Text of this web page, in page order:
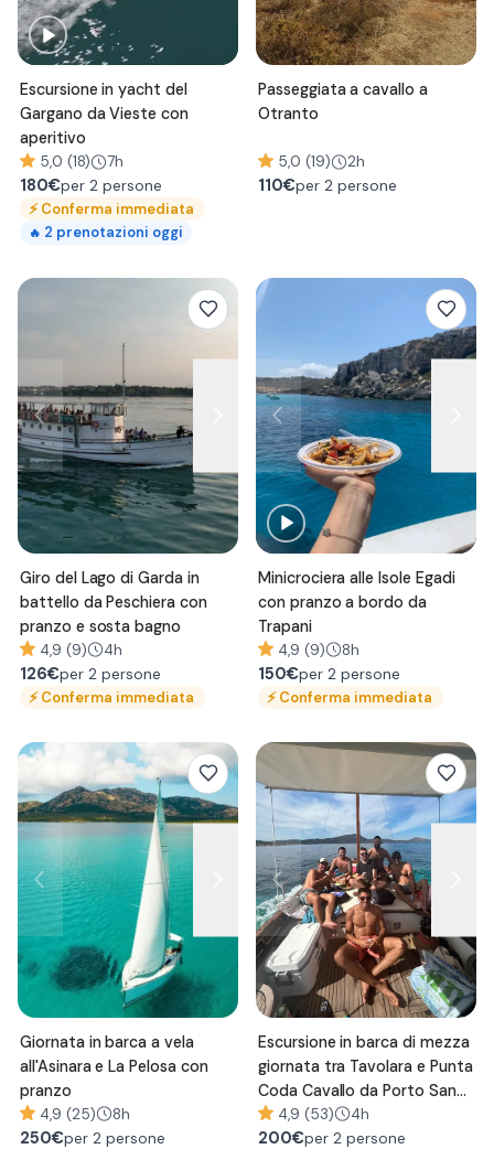
Escursione in yacht del
Gargano da Vieste con
aperitivo
5,0 (18) 7h
180€per 2 persone
⚡Conferma immediata
🔥 2 prenotazioni oggi
Passeggiata a cavallo a
Otranto
5,0 (19) 2h
110€per 2 persone
Giro del Lago di Garda in
battello da Peschiera con
pranzo e sosta bagno
4,9 (9) 4h
126€per 2 persone
⚡Conferma immediata
Minicrociera alle Isole Egadi
con pranzo a bordo da
Trapani
4,9 (9) 8h
150€per 2 persone
⚡Conferma immediata
Giornata in barca a vela
all'Asinara e La Pelosa con
pranzo
4,9 (25) 8h
250€per 2 persone
Escursione in barca di mezza
giornata tra Tavolara e Punta
Coda Cavallo da Porto San
Paolo4,9 (53) 4h
200€per 2 persone